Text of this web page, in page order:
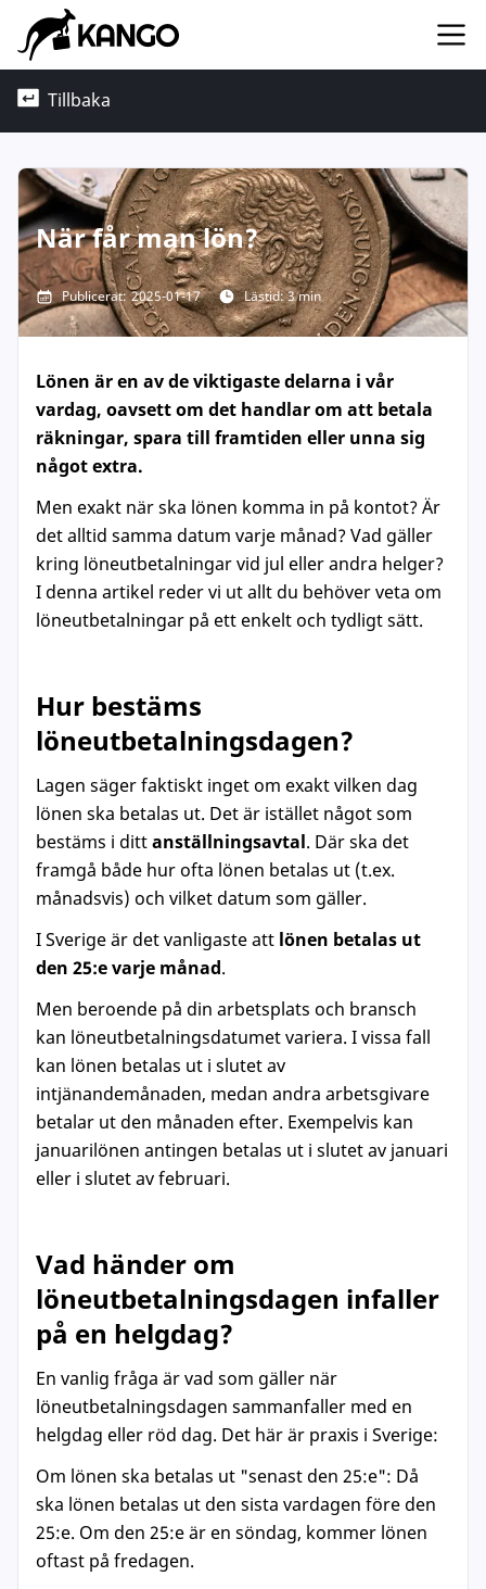
Tillbaka
När får man lön?
Publicerat: 2025-01-17 Lästid: 3 min
Lönen är en av de viktigaste delarna i vår
vardag, oavsett om det handlar om att betala
räkningar, spara till framtiden eller unna sig
något extra.
Men exakt när ska lönen komma in på kontot? Är
det alltid samma datum varje månad? Vad gäller
kring löneutbetalningar vid jul eller andra helger?
I denna artikel reder vi ut allt du behöver veta om
löneutbetalningar på ett enkelt och tydligt sätt.
Hur bestäms
löneutbetalningsdagen?
Lagen säger faktiskt inget om exakt vilken dag
lönen ska betalas ut. Det är istället något som
bestäms i dittanställningsavtal. Där ska det
framgå både hur ofta lönen betalas ut (t.ex.
månadsvis) och vilket datum som gäller.
I Sverige är det vanligaste att lönen betalas ut
den 25:e varje månad.
Men beroende på din arbetsplats och bransch
kan löneutbetalningsdatumet variera. I vissa fall
kan lönen betalas ut i slutet av
intjänandemånaden, medan andra arbetsgivare
betalar ut den månaden efter. Exempelvis kan
januarilönen antingen betalas ut i slutet av januari
eller i slutet av februari.
Vad händer om
löneutbetalningsdagen infaller
på en helgdag?
En vanlig fråga är vad som gäller när
löneutbetalningsdagen sammanfaller med en
helgdag eller röd dag. Det här är praxis i Sverige:
Om lönen ska betalas ut "senast den 25:e": Då
ska lönen betalas ut den sista vardagen före den
25:e. Om den 25:e är en söndag, kommer lönen
oftast på fredagen.